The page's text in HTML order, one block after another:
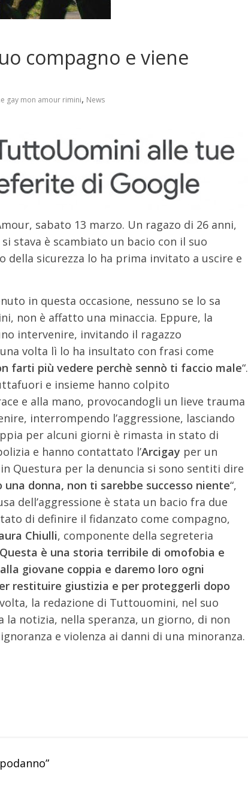
compagno e viene
gay mon amour rimini, News
sabato 13 marzo. Un ragazo di 26 anni,
stava è scambiato un bacio con il suo
della sicurezza lo ha prima invitato a uscire e
in questa occasione, nessuno se lo sa
non è affatto una minaccia. Eppure, la
intervenire, invitando il ragazzo
volta lì lo ha insultato con frasi come
farti più vedere perchè sennò ti faccio male“.
e insieme hanno colpito
e alla mano, provocandogli un lieve trauma
interrompendo l’aggressione, lasciando
per alcuni giorni è rimasta in stato di
e hanno contattato l’Arcigay per un
Questura per la denuncia si sono sentiti dire
una donna, non ti sarebbe successo niente“,
dell’aggressione è stata un bacio fra due
di definire il fidanzato come compagno,
Chiulli, componente della segreteria
Questa è una storia terribile di omofobia e
giovane coppia e daremo loro ogni
restituire giustizia e per proteggerli dopo
volta, la redazione di Tuttouomini, nel suo
la notizia, nella speranza, un giorno, di non
e violenza ai danni di una minoranza.